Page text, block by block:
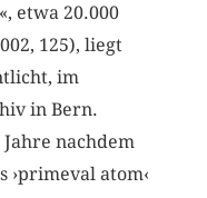
etwa 20.000
125), liegt
im
in Bern.
nachdem
›primeval atom‹